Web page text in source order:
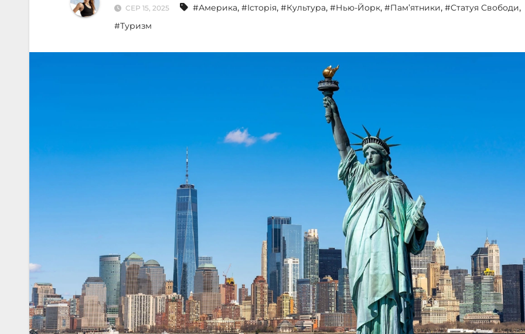
СЕР 15, 2025 #Америка, #Історія, #Культура, #Нью-Йорк, #Пам’ятники, #Статуя Свободи,
#Туризм